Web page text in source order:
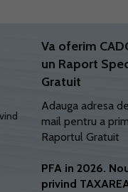
Va oferim
un Raport
Gratuit
Adauga adresa
mail pentru a
Raportul Gratuit
PFA in 2026.
privind